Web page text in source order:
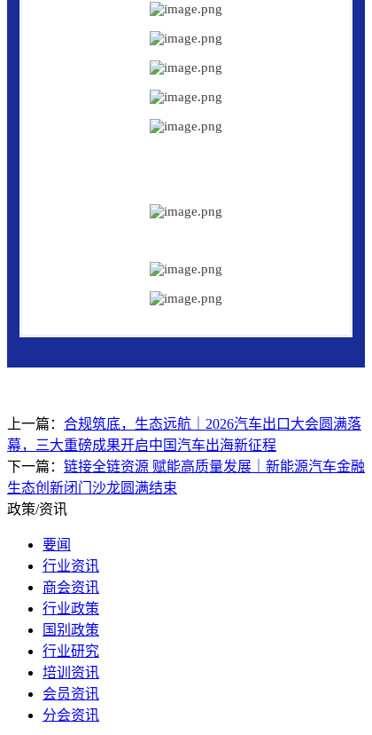
上一篇： 合规筑底，生态远航｜2026汽车出口大会圆满落
幕，三大重磅成果开启中国汽车出海新征程
下一篇： 链接全链资源 赋能高质量发展｜新能源汽车金融
生态创新闭门沙龙圆满结束
政策/资讯
要闻
行业资讯
商会资讯
行业政策
国别政策
行业研究
培训资讯
会员资讯
分会资讯